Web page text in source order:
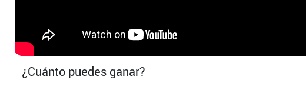
¿Cuánto puedes ganar?